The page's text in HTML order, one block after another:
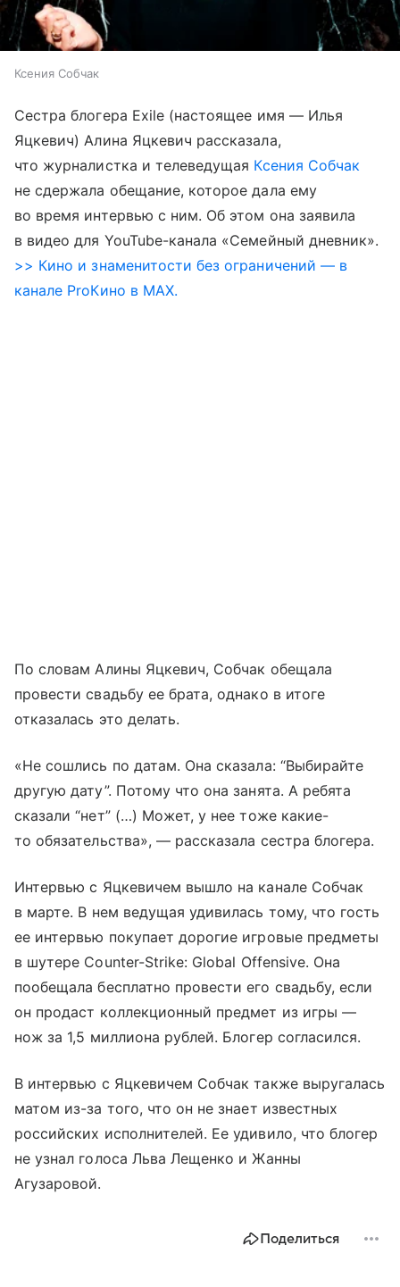
Ксения Собчак
Сестра блогера Exile (настоящее имя — Илья
Яцкевич) Алина Яцкевич рассказала,
что журналистка и телеведущая Ксения Собчак
не сдержала обещание, которое дала ему
во время интервью с ним. Об этом она заявила
в видео для YouTube-канала «Семейный дневник».
>> Кино и знаменитости без ограничений — в
канале ProКино в MAX.
По словам Алины Яцкевич, Собчак обещала
провести свадьбу ее брата, однако в итоге
отказалась это делать.
«Не сошлись по датам. Она сказала: “Выбирайте
другую дату”. Потому что она занята. А ребята
сказали “нет” (…) Может, у нее тоже какие-
то обязательства», — рассказала сестра блогера.
Интервью с Яцкевичем вышло на канале Собчак
в марте. В нем ведущая удивилась тому, что гость
ее интервью покупает дорогие игровые предметы
в шутере Counter-Strike: Global Offensive. Она
пообещала бесплатно провести его свадьбу, если
он продаст коллекционный предмет из игры —
нож за 1,5 миллиона рублей. Блогер согласился.
В интервью с Яцкевичем Собчак также выругалась
матом из-за того, что он не знает известных
российских исполнителей. Ее удивило, что блогер
не узнал голоса Льва Лещенко и Жанны
Агузаровой.
Поделиться